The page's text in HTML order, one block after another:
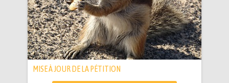
MISE À JOUR DE LA PÉTITION